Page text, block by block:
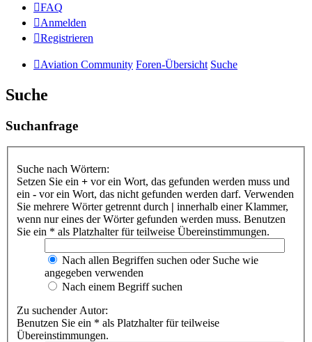
FAQ
Anmelden
Registrieren
Aviation Community Foren-Übersicht Suche
Suche
Suchanfrage
Suche nach Wörtern:
Setzen Sie ein + vor ein Wort, das gefunden werden muss und
ein - vor ein Wort, das nicht gefunden werden darf. Verwenden
Sie mehrere Wörter getrennt durch | innerhalb einer Klammer,
wenn nur eines der Wörter gefunden werden muss. Benutzen
Sie ein * als Platzhalter für teilweise Übereinstimmungen.
Nach allen Begriffen suchen oder Suche wie
angegeben verwenden
Nach einem Begriff suchen
Zu suchender Autor:
Benutzen Sie ein * als Platzhalter für teilweise
Übereinstimmungen.